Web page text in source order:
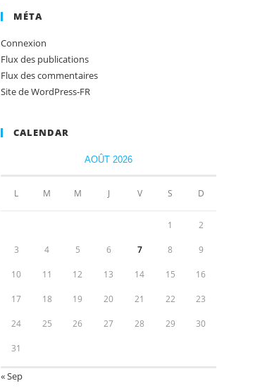
MÉTA
Connexion
Flux des publications
Flux des commentaires
Site de WordPress-FR
CALENDAR
AOÛT 2026
L M M J V S D
1 2
3 4 5 6 7 8 9
10 11 12 13 14 15 16
17 18 19 20 21 22 23
24 25 26 27 28 29 30
31
« Sep